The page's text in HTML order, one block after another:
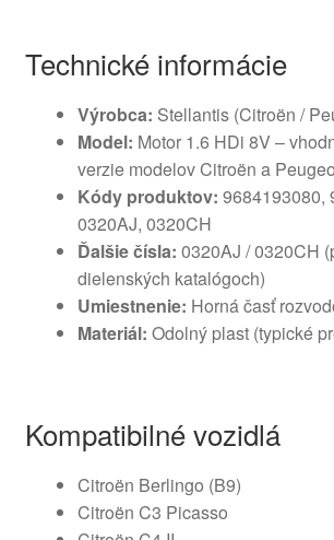
Technické informácie
Výrobca: Stellantis (Citroën /
Model: Motor 1.6 HDi 8V –
verzie modelov Citroën a
Kódy produktov: 9684193080,
0320AJ, 0320CH
Ďalšie čísla: 0320AJ / 0320CH
dielenských katalógoch)
Umiestnenie: Horná časť
Materiál: Odolný plast (typické
Kompatibilné vozidlá
Citroën Berlingo (B9)
Citroën C3 Picasso